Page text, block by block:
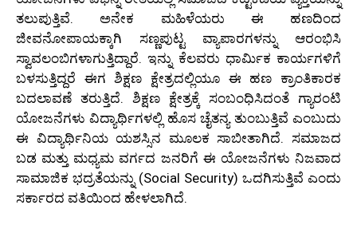
ತಲುಪುತ್ತಿವೆ. ಅನೇಕ ಮಹಿಳೆಯರು ಈ ಹಣದಿಂದ
ಜೀವನೋಪಾಯಕ್ಕಾಗಿ ಸಣ್ಣಪುಟ್ಟ ವ್ಯಾಪಾರಗಳನ್ನು ಆರಂಭಿಸಿ
ಸ್ವಾವಲಂಬಿಗಳಾಗುತ್ತಿದ್ದಾರೆ. ಇನ್ನು ಕೆಲವರು ಧಾರ್ಮಿಕ ಕಾರ್ಯಗಳಿಗೆ
ಬಳಸುತ್ತಿದ್ದರೆ ಈಗ ಶಿಕ್ಷಣ ಕ್ಷೇತ್ರದಲ್ಲಿಯೂ ಈ ಹಣ ಕ್ರಾಂತಿಕಾರಕ
ಬದಲಾವಣೆ ತರುತ್ತಿದೆ. ಶಿಕ್ಷಣ ಕ್ಷೇತ್ರಕ್ಕೆ ಸಂಬಂಧಿಸಿದಂತೆ ಗ್ಯಾರಂಟಿ
ಯೋಜನೆಗಳು ವಿದ್ಯಾರ್ಥಿಗಳಲ್ಲಿ ಹೊಸ ಚೈತನ್ಯ ತುಂಬುತ್ತಿವೆ ಎಂಬುದು
ಈ ವಿದ್ಯಾರ್ಥಿನಿಯ ಯಶಸ್ಸಿನ ಮೂಲಕ ಸಾಬೀತಾಗಿದೆ. ಸಮಾಜದ
ಬಡ ಮತ್ತು ಮಧ್ಯಮ ವರ್ಗದ ಜನರಿಗೆ ಈ ಯೋಜನೆಗಳು ನಿಜವಾದ
ಸಾಮಾಜಿಕ ಭದ್ರತೆಯನ್ನು (Social Security) ಒದಗಿಸುತ್ತಿವೆ ಎಂದು
ಸರ್ಕಾರದ ವತಿಯಿಂದ ಹೇಳಲಾಗಿದೆ.